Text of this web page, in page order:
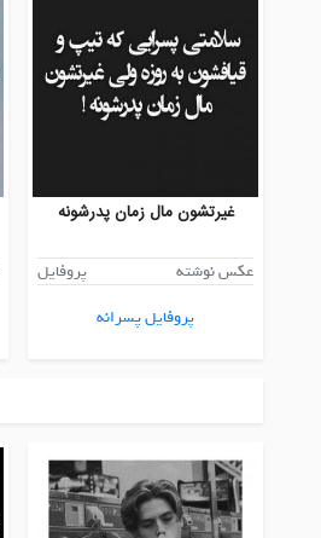
غیرتشون مال زمان پدرشونه
عکس نوشته
پروفایل
پروفایل پسرانه